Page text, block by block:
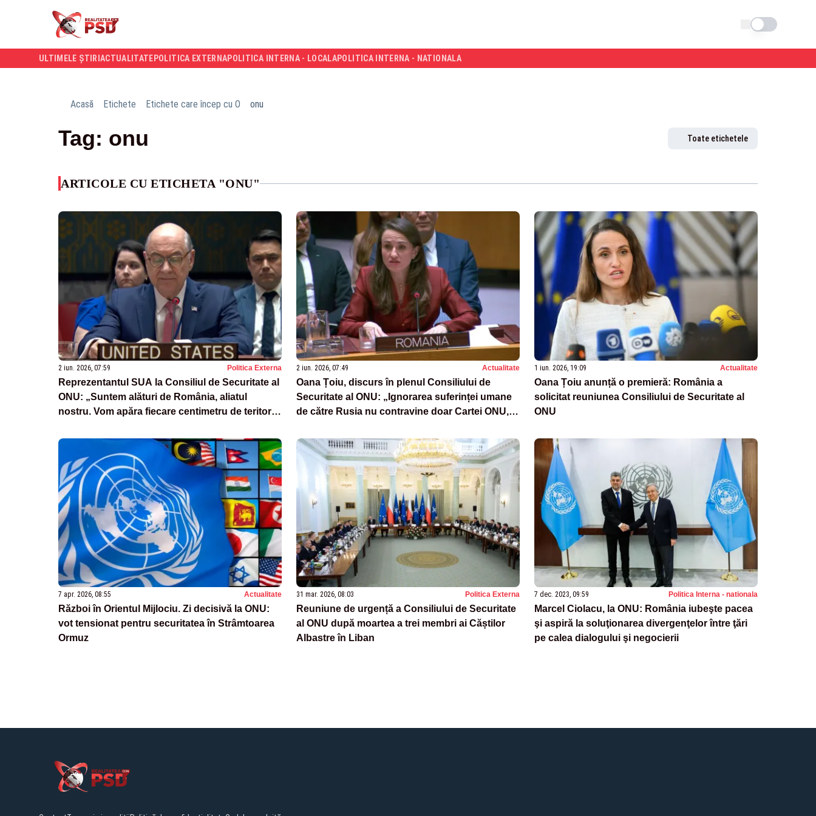
Schimba tema
ULTIMELE ȘTIRI ACTUALITATE POLITICA EXTERNAPOLITICA INTERNA - LOCALAPOLITICA INTERNA - NATIONALA
Acasă Etichete Etichete care încep cu O onu
Tag: onu Toate etichetele
ARTICOLE CU ETICHETA "ONU"
2 iun. 2026, 07:59 Politica Externa
Reprezentantul SUA la Consiliul de Securitate al
ONU: „Suntem alături de România, aliatul
nostru. Vom apăra fiecare centimetru de teritoriu
2 iun. 2026, 07:49 Actualitate
Oana Țoiu, discurs în plenul Consiliului de
Securitate al ONU: „Ignorarea suferinței umane
de către Rusia nu contravine doar Cartei ONU, ci
de pace”
1 iun. 2026, 19:09 Actualitate
Oana Țoiu anunță o premieră: România a
solicitat reuniunea Consiliului de Securitate al
ONU
7 apr. 2026, 08:55 Actualitate
Război în Orientul Mijlociu. Zi decisivă la ONU:
vot tensionat pentru securitatea în Strâmtoarea
Ormuz
31 mar. 2026, 08:03 Politica Externa
Reuniune de urgență a Consiliului de Securitate
al ONU după moartea a trei membri ai Căștilor
Albastre în Liban
7 dec. 2023, 09:59 Politica Interna - nationala
Marcel Ciolacu, la ONU: România iubeşte pacea
şi aspiră la soluţionarea divergenţelor între ţări
pe calea dialogului şi negocierii